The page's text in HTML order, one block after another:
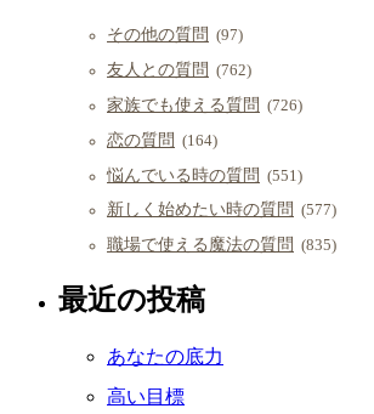
その他の質問 (97)
友人との質問 (762)
家族でも使える質問 (726)
恋の質問 (164)
悩んでいる時の質問 (551)
新しく始めたい時の質問 (577)
職場で使える魔法の質問 (835)
最近の投稿
あなたの底力
高い目標